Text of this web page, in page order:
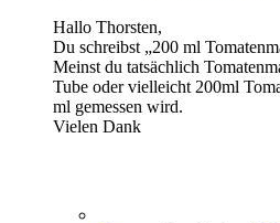
Hallo Thorsten,
Du schreibst „200 ml
Meinst du tatsächlich
Tube oder vielleicht 200ml
ml gemessen wird.
Vielen Dank